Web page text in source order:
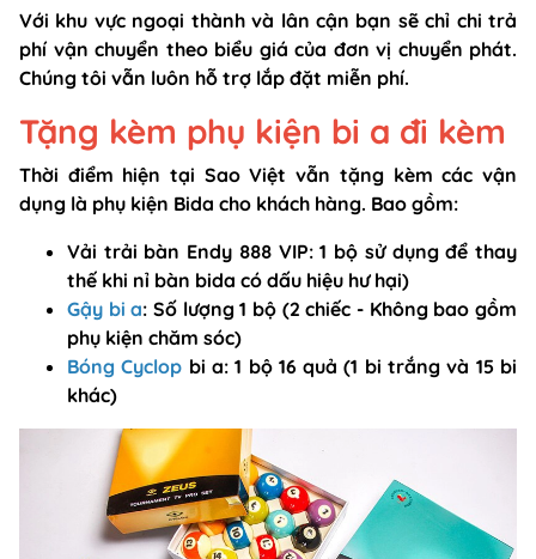
Với khu vực ngoại thành và lân cận bạn sẽ chỉ chi trả
phí vận chuyển theo biểu giá của đơn vị chuyển phát.
Chúng tôi vẫn luôn hỗ trợ lắp đặt miễn phí.
Tặng kèm phụ kiện bi a đi kèm
Thời điểm hiện tại Sao Việt vẫn tặng kèm các vận
dụng là phụ kiện Bida cho khách hàng. Bao gồm:
Vải trải bàn Endy 888 VIP: 1 bộ sử dụng để thay
thế khi nỉ bàn bida có dấu hiệu hư hại)
Gậy bi a: Số lượng 1 bộ (2 chiếc - Không bao gồm
phụ kiện chăm sóc)
Bóng Cyclop bi a: 1 bộ 16 quả (1 bi trắng và 15 bi
khác)